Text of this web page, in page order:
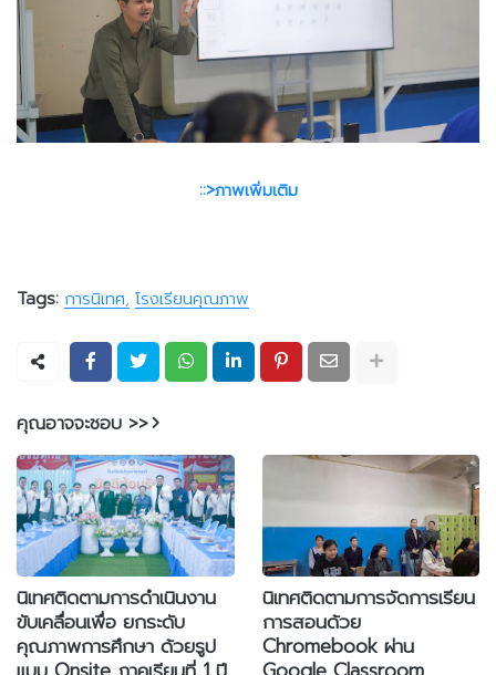
::>ภาพเพิ่มเติม
Tags: การนิเทศ โรงเรียนคุณภาพ
คุณอาจจะชอบ >>
นิเทศติดตามการดำเนินงาน
ขับเคลื่อนเพื่อ ยกระดับ
คุณภาพการศึกษา ด้วยรูป
นิเทศติดตามการจัดการเรียน
การสอนด้วย
Chromebook ผ่าน